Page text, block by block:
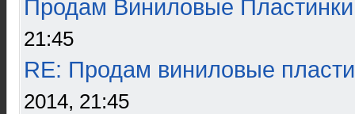
Продам Виниловые Пластинки
21:45
RE: Продам виниловые
2014, 21:45